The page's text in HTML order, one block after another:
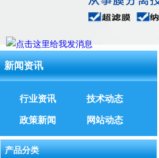
新闻资讯
行业资讯 技术动态
政策新闻 网站动态
产品分类